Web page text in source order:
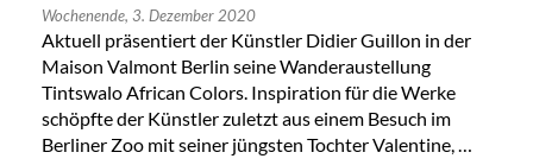
Wochenende, 3. Dezember 2020
Aktuell präsentiert der Künstler Didier Guillon in der
Maison Valmont Berlin seine Wanderaustellung
Tintswalo African Colors. Inspiration für die Werke
schöpfte der Künstler zuletzt aus einem Besuch im
Berliner Zoo mit seiner jüngsten Tochter Valentine, …